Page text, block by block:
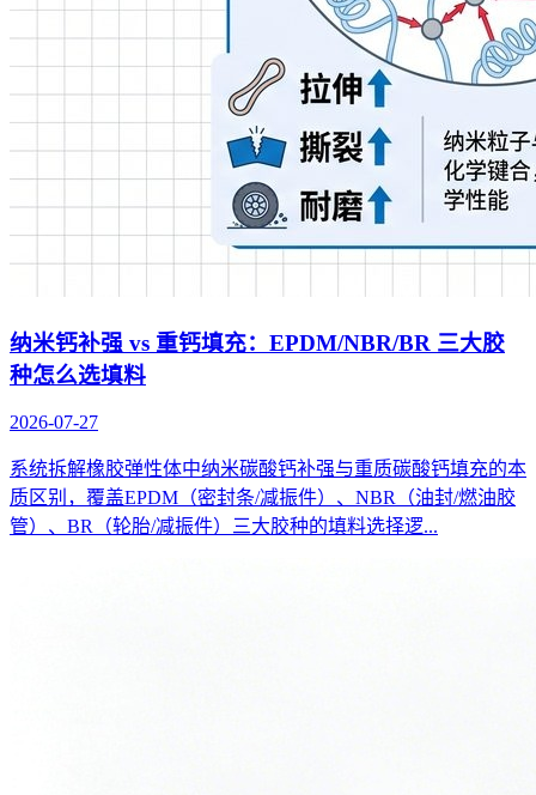
纳米钙补强 vs 重钙填充：EPDM/NBR/BR 三大胶
种怎么选填料
2026-07-27
系统拆解橡胶弹性体中纳米碳酸钙补强与重质碳酸钙填充的本
质区别，覆盖EPDM（密封条/减振件）、NBR（油封/燃油胶
管）、BR（轮胎/减振件）三大胶种的填料选择逻...